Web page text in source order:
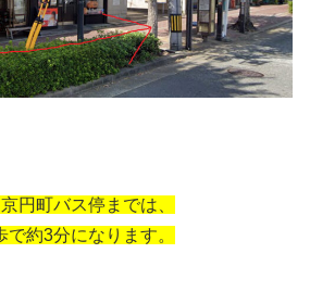
円町バス停までは、
約3分になります。